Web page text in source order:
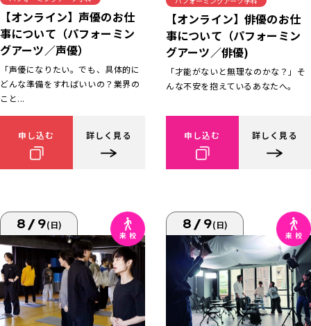
【オンライン】声優のお仕
事について（パフォーミン
グアーツ／声優）
「声優になりたい。でも、具体的に
どんな準備をすればいいの？業界の
こと...
申し込む 詳しく見る
【オンライン】俳優のお仕
事について（パフォーミン
グアーツ／俳優)
「才能がないと無理なのかな？」そ
んな不安を抱えているあなたへ。
申し込む 詳しく見る
8/9(日) 8/9(日)